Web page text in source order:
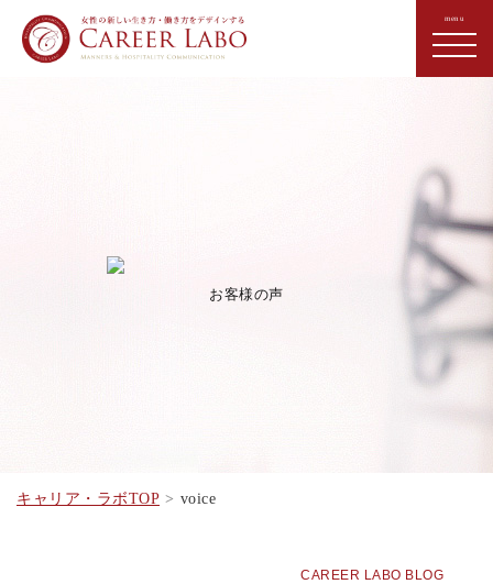
お客様の声
キャリア・ラボTOP voice
CAREER LABO BLOG